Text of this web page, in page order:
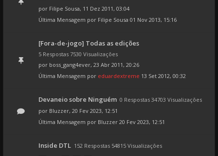
por Filipe Sousa, 11 Dez 2011, 03:04
Última Mensagem por Filipe Sousa 01 Nov 2013, 15:16
[Fora-de-jogo] Todas as edições
5 Respostas 7530 Visualizações
por boss_gang4ever, 23 Abr 2011, 20:26
Última Mensagem por eduardextreme 13 Set 2012, 00:32
Devaneio sobre Ninguém 0 Respostas 34703 Visualizações
por Bluzzer, 20 Fev 2023, 12:51
Última Mensagem por Bluzzer 20 Fev 2023, 12:51
Inside DTL 152 Respostas 54815 Visualizações